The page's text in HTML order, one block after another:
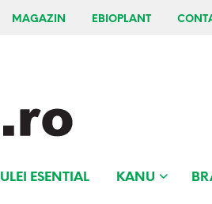
MAGAZIN EBIOPLANT
ULEI ESENTIAL KANU